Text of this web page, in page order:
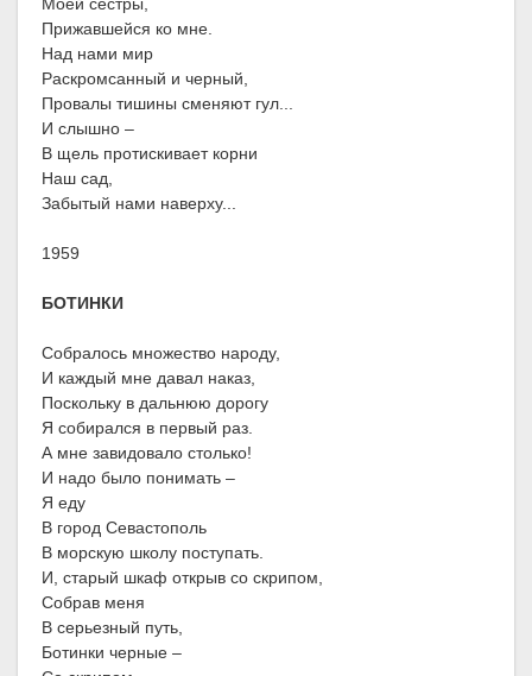
Моей сестры,
Прижавшейся ко мне.
Над нами мир
Раскромсанный и черный,
Провалы тишины сменяют гул...
И слышно –
В щель протискивает корни
Наш сад,
Забытый нами наверху...
1959
БОТИНКИ
Собралось множество народу,
И каждый мне давал наказ,
Поскольку в дальнюю дорогу
Я собирался в первый раз.
А мне завидовало столько!
И надо было понимать –
Я еду
В город Севастополь
В морскую школу поступать.
И, старый шкаф открыв со скрипом,
Собрав меня
В серьезный путь,
Ботинки черные –